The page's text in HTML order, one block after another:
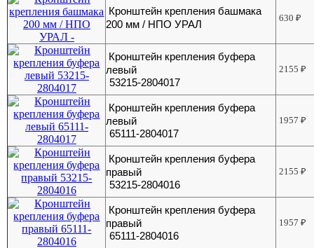
Кронштейн крепления башмака
200 мм / НПО УРАЛ
630₽
Кронштейн крепления буфера
левый
53215-2804017
2155₽
Кронштейн крепления буфера
левый
65111-2804017
1957₽
Кронштейн крепления буфера
правый
53215-2804016
2155₽
Кронштейн крепления буфера
правый
65111-2804016
1957₽